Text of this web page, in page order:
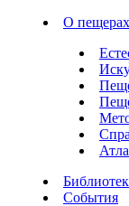
О пещерах
События